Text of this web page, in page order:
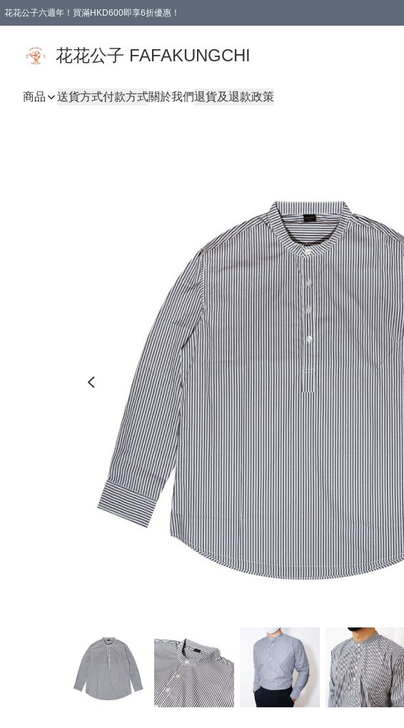
花花公子六週年！買滿HKD600即享6折優惠！
花花公子 FAFAKUNGCHI
商品 送貨方式付款方式關於我們退貨及退款政策